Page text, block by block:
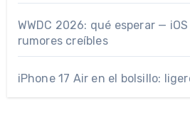
WWDC 2026: qué esperar —
rumores creíbles
iPhone 17 Air en el bolsillo: